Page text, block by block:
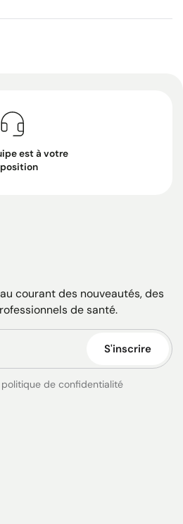
est à votre
courant des nouveautés, des
de santé.
S'inscrire
de confidentialité